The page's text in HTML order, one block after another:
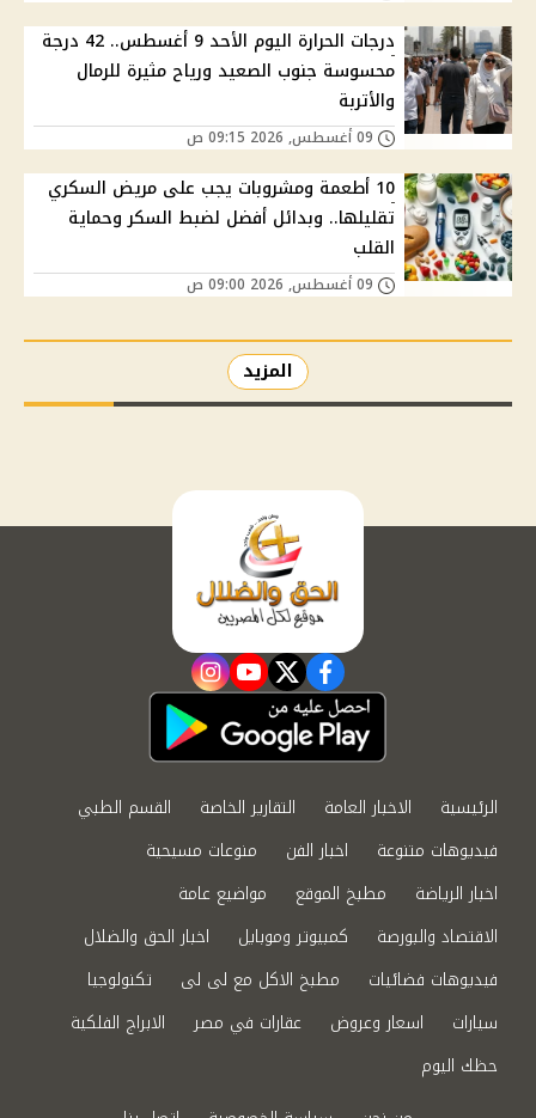
درجات الحرارة اليوم الأحد 9 أغسطس.. 42 درجة
محسوسة جنوب الصعيد ورياح مثيرة للرمال
والأتربة
10 أطعمة ومشروبات يجب على مريض السكري
تقليلها.. وبدائل أفضل لضبط السكر وحماية
القلب
المزيد
facebook
twitter
youtube
instagram
الرئيسية الاخبار العامة التقارير الخاصة
القسم الطبي
فيديوهات متنوعة
اخبار الفن
منوعات مسيحية
اخبار الرياضة
مطبخ الموقع
مواضيع عامة
الاقتصاد والبورصة
كمبيوتر وموبايل
اخبار الحق والضلال
فيديوهات فضائيات
مطبخ الاكل مع لى لى
تكنولوجيا
سيارات
اسعار وعروض عقارات في مصر
الابراج الفلكية
حظك اليوم